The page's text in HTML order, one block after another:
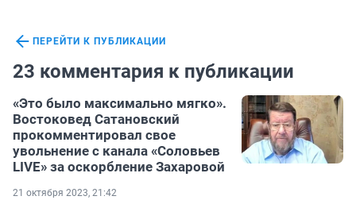
ПЕРЕЙТИ К ПУБЛИКАЦИИ
23 комментария к публикации
«Это было максимально мягко».
Востоковед Сатановский
прокомментировал свое
увольнение с канала «Соловьев
LIVE» за оскорбление Захаровой
21 октября 2023, 21:42